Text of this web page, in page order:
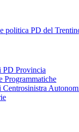
politica PD del
PD Provincia
Programmatiche
Centrosinistra